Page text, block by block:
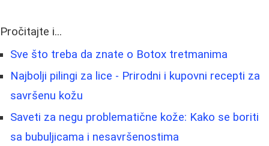
Pročitajte i...
Sve što treba da znate o Botox tretmanima
Najbolji pilingi za lice - Prirodni i kupovni recepti za
savršenu kožu
Saveti za negu problematične kože: Kako se boriti
sa bubuljicama i nesavršenostima